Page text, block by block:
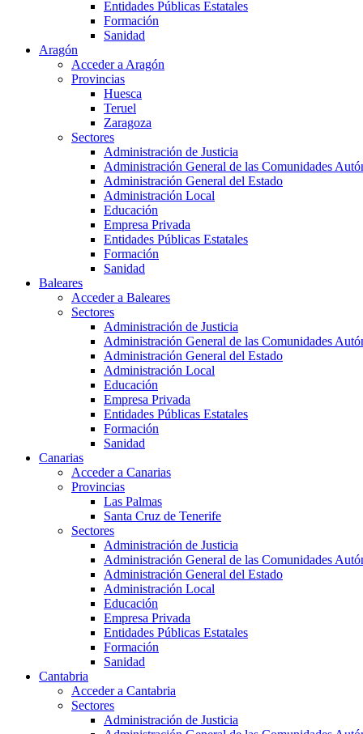
Entidades Públicas Estatales
Formación
Sanidad
Aragón
Acceder a Aragón
Provincias
Huesca
Teruel
Zaragoza
Sectores
Administración de Justicia
Administración General de las Comunidades
Administración General del Estado
Administración Local
Educación
Empresa Privada
Entidades Públicas Estatales
Formación
Sanidad
Baleares
Acceder a Baleares
Sectores
Administración de Justicia
Administración General de las Comunidades
Administración General del Estado
Administración Local
Educación
Empresa Privada
Entidades Públicas Estatales
Formación
Sanidad
Canarias
Acceder a Canarias
Provincias
Las Palmas
Santa Cruz de Tenerife
Sectores
Administración de Justicia
Administración General de las Comunidades
Administración General del Estado
Administración Local
Educación
Empresa Privada
Entidades Públicas Estatales
Formación
Sanidad
Cantabria
Acceder a Cantabria
Sectores
Administración de Justicia